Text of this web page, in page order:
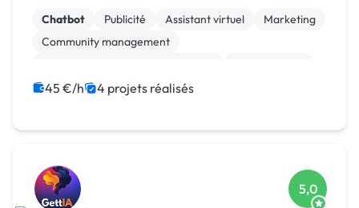
Chatbot Publicité Assistant virtuel
Marketing
Community management
Vidéo IA
ChatGPT Big Data
45 €/h 4 projets réalisés
5,0